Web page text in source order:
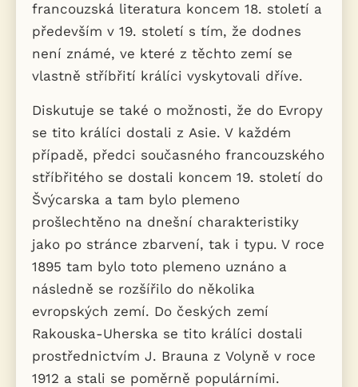
francouzská literatura koncem 18. století a
především v 19. století s tím, že dodnes
není známé, ve které z těchto zemí se
vlastně stříbřití králíci vyskytovali dříve.
Diskutuje se také o možnosti, že do Evropy
se tito králíci dostali z Asie. V každém
případě, předci současného francouzského
stříbřitého se dostali koncem 19. století do
Švýcarska a tam bylo plemeno
prošlechtěno na dnešní charakteristiky
jako po stránce zbarvení, tak i typu. V roce
1895 tam bylo toto plemeno uznáno a
následně se rozšířilo do několika
evropských zemí. Do českých zemí
Rakouska-Uherska se tito králíci dostali
prostřednictvím J. Brauna z Volyně v roce
1912 a stali se poměrně populárními.